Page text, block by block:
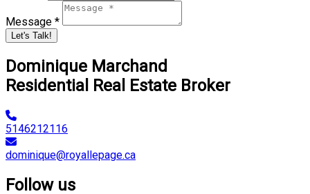
Message *
Let's Talk!
Dominique Marchand
Residential Real Estate Broker
5146212116
dominique@royallepage.ca
Follow us